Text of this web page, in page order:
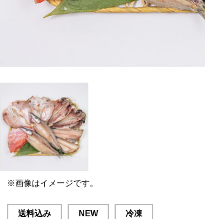
※画像はイメージです。
送料込み NEW 冷凍